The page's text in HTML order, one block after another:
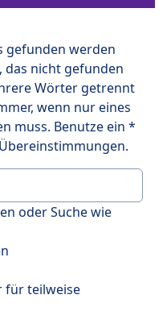
gefunden werden
das nicht gefunden
Wörter getrennt
wenn nur eines
muss. Benutze ein *
oder Suche wie
für teilweise